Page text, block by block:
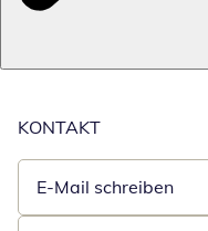
KONTAKT
E-Mail schreiben
Öffnet E-Mail-Client